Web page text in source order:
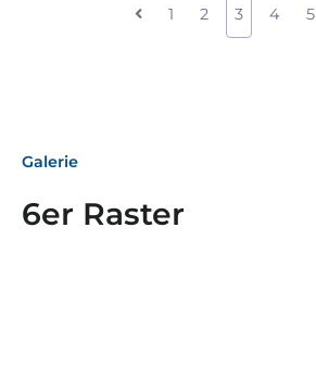
1 2 3 4 5
Galerie
6er Raster